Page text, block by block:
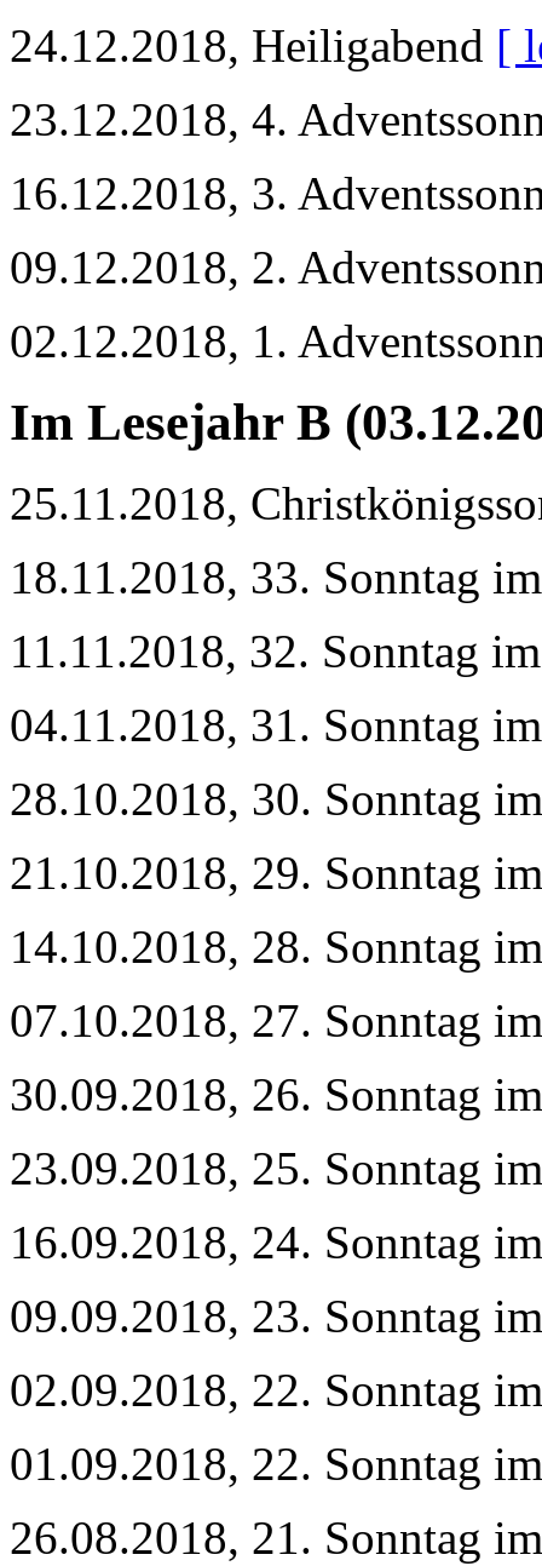
24.12.2018, Heiligabend [
23.12.2018, 4.
16.12.2018, 3.
09.12.2018, 2.
02.12.2018, 1.
Im Lesejahr B
25.11.2018,
18.11.2018, 33. Sonntag
11.11.2018, 32. Sonntag
04.11.2018, 31. Sonntag
28.10.2018, 30. Sonntag
21.10.2018, 29. Sonntag
14.10.2018, 28. Sonntag
07.10.2018, 27. Sonntag
30.09.2018, 26. Sonntag
23.09.2018, 25. Sonntag
16.09.2018, 24. Sonntag
09.09.2018, 23. Sonntag
02.09.2018, 22. Sonntag
01.09.2018, 22. Sonntag
26.08.2018, 21. Sonntag